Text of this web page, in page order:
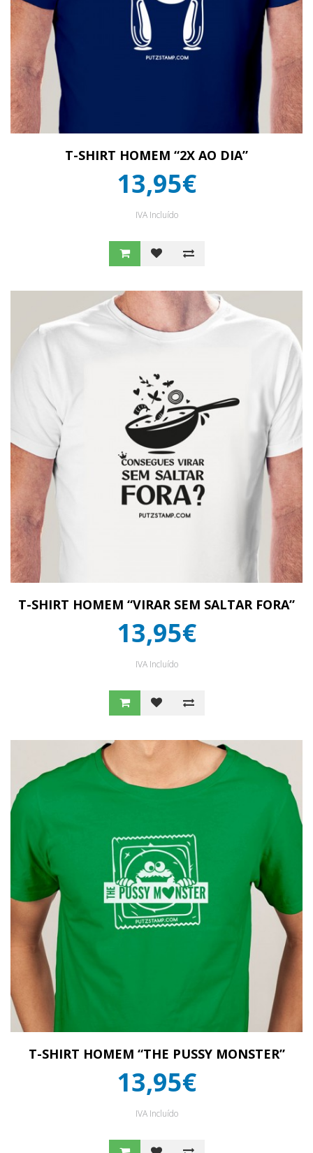
T-SHIRT HOMEM “2X AO DIA”
13,95€
IVA Incluído
T-SHIRT HOMEM “VIRAR SEM SALTAR FORA”
13,95€
IVA Incluído
T-SHIRT HOMEM “THE PUSSY MONSTER”
13,95€
IVA Incluído